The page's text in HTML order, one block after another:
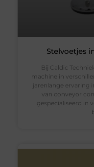
Stelvoetjes
Bij Caldic
machine in
jarenlange ervaring
van conveyor
gespecialiseerd in